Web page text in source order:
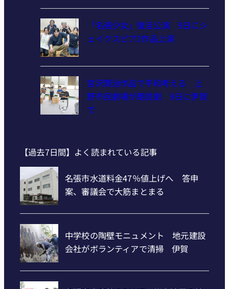
「名張少女」復活公演 9日にシ
ェイクスピア2作品上演
宮沢賢治作品で平和考える 上
野市民劇場が朗読劇 9日に伊賀
で
【過去7日間】よく読まれている記事